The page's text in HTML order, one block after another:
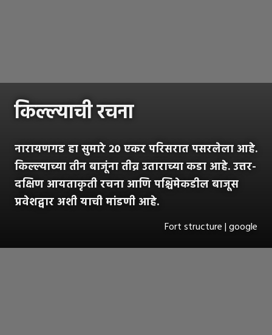
किल्ल्याची रचना
नारायणगड हा सुमारे २० एकर परिसरात पसरलेला आहे.
किल्ल्याच्या तीन बाजूंना तीव्र उताराच्या कडा आहे. उत्तर-
दक्षिण आयताकृती रचना आणि पश्चिमेकडील बाजूस
प्रवेशद्वार अशी याची मांडणी आहे.
Fort structure | google